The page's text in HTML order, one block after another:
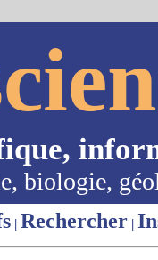
biologie,
| Rechercher |